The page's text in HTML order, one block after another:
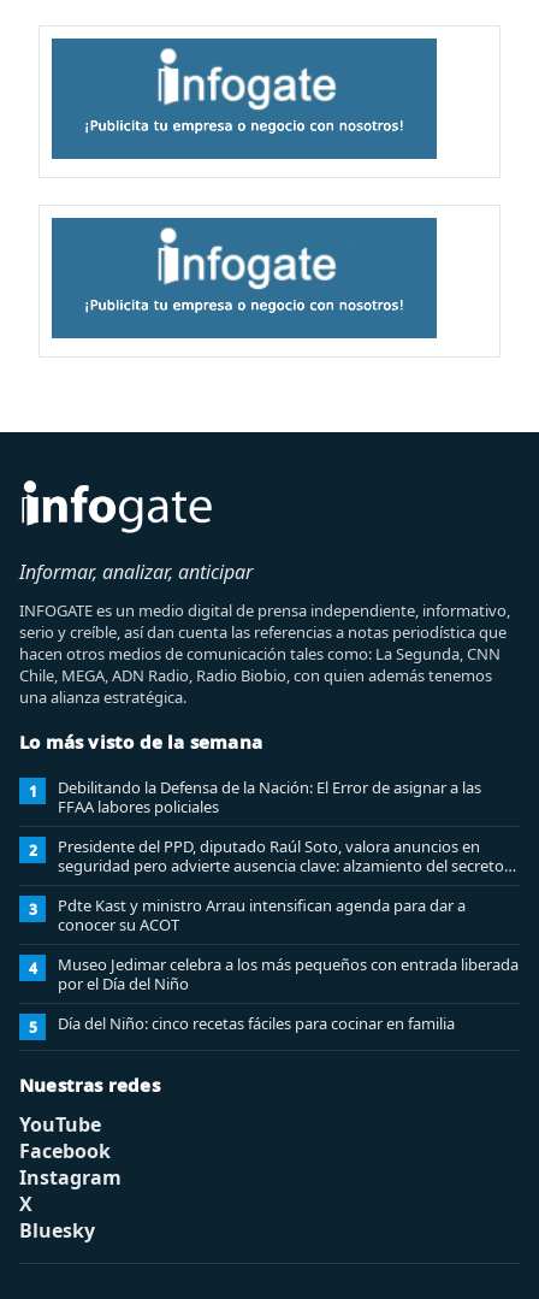
Informar, analizar, anticipar
INFOGATE es un medio digital de prensa independiente, informativo,
serio y creíble, así dan cuenta las referencias a notas periodística que
hacen otros medios de comunicación tales como: La Segunda, CNN
Chile, MEGA, ADN Radio, Radio Biobio, con quien además tenemos
una alianza estratégica.
Lo más visto de la semana
1
Debilitando la Defensa de la Nación: El Error de asignar a las
FFAA labores policiales
2
Presidente del PPD, diputado Raúl Soto, valora anuncios en
seguridad pero advierte ausencia clave: alzamiento del secreto
bancario
3
Pdte Kast y ministro Arrau intensifican agenda para dar a
conocer su ACOT
4
Museo Jedimar celebra a los más pequeños con entrada liberada
por el Día del Niño
5 Día del Niño: cinco recetas fáciles para cocinar en familia
Nuestras redes
YouTube
Facebook
Instagram
X
Bluesky